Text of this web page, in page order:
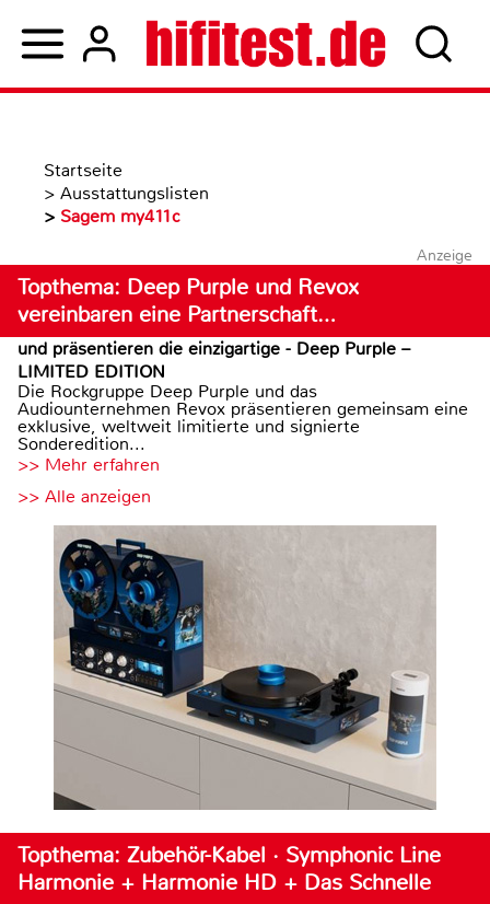
Startseite
> Ausstattungslisten
> Sagem my411c
Anzeige
Topthema: Deep Purple und Revox
vereinbaren eine Partnerschaft…
und präsentieren die einzigartige - Deep Purple –
LIMITED EDITION
Die Rockgruppe Deep Purple und das
Audiounternehmen Revox präsentieren gemeinsam eine
exklusive, weltweit limitierte und signierte
Sonderedition...
>> Mehr erfahren
>> Alle anzeigen
Topthema: Zubehör-Kabel · Symphonic Line
Harmonie + Harmonie HD + Das Schnelle